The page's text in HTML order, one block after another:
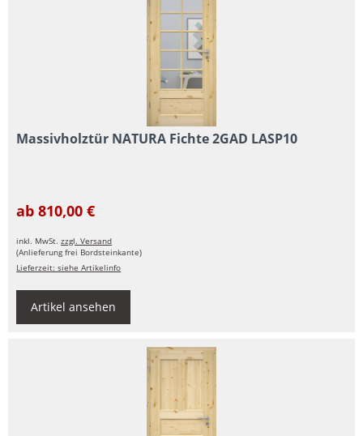
Massivholztür NATURA Fichte 2GAD LASP10
ab 810,00 €
inkl. MwSt.zzgl. Versand
(Anlieferung frei Bordsteinkante)
Lieferzeit: siehe Artikelinfo
Artikel ansehen